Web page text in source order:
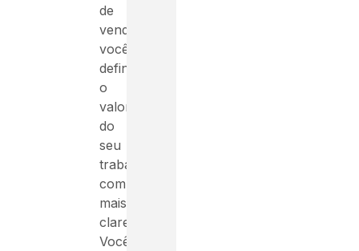
de
vendas,
você
define
o
valor
do
seu
trabalho
com
mais
clareza.
Você